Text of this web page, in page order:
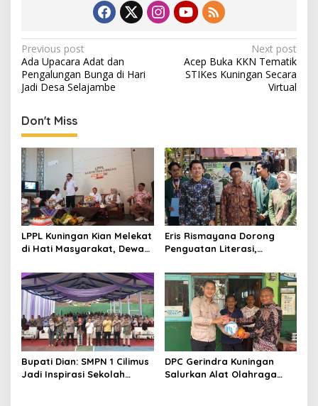
Post
navigation
Previous post
Ada Upacara Adat dan
Pengalungan Bunga di Hari
Jadi Desa Selajambe
Next post
Acep Buka KKN Tematik
STIKes Kuningan Secara
Virtual
Don't Miss
LPPL Kuningan Kian Melekat
di Hati Masyarakat, Dewas
Digital
Eris Rismayana Dorong
Penguatan Literasi,
KKN UIN Sunan Kalijaga di
Sagaranten
Bupati Dian: SMPN 1 Cilimus
Jadi Inspirasi Sekolah
DPC Gerindra Kuningan
Salurkan Alat Olahraga